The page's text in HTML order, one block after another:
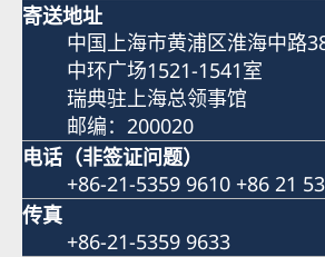
寄送地址
中国上海市黄浦区淮海中路
中环广场1521-1541室
瑞典驻上海总领事馆
邮编：200020
电话（非签证问题）
+86-21-5359 9610 +86 21
传真
+86-21-5359 9633